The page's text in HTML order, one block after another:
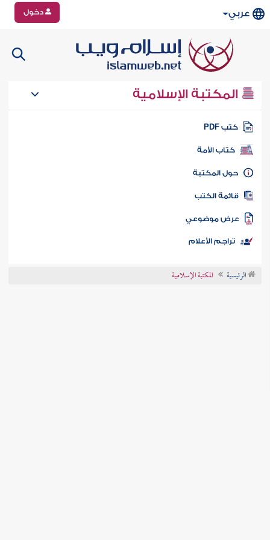
عربي دخول
المكتبة الإسلامية
كتب PDF
كتاب الأمة
المكتبة
الكتب
موضوعي
تراجم الأعلام
الرئيسية المكتبة الإسلامية